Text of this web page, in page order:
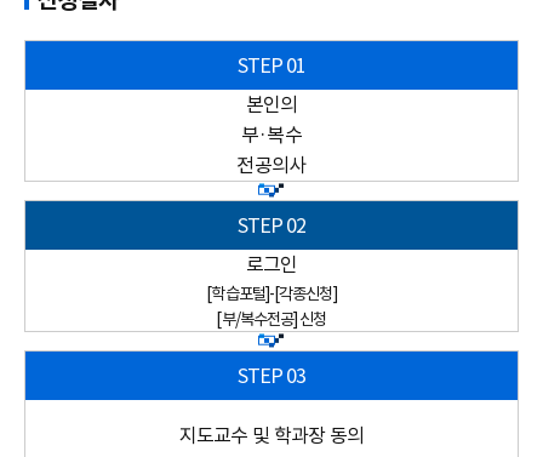
본인의
부·복수
전공의사
로그인
[학습포털]-[각종신청]
[부/복수전공] 신청
지도교수 및 학과장 동의